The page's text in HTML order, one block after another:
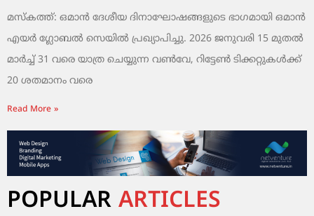
മസ്‌കത്ത്: ഒമാൻ ദേശീയ ദിനാഘോഷങ്ങളുടെ ഭാഗമായി ഒമാൻ
എയർ ഗ്ലോബൽ സെയിൽ പ്രഖ്യാപിച്ചു. 2026 ജനുവരി 15 മുതൽ
മാർച്ച് 31 വരെ യാത്ര ചെയ്യുന്ന വൺവേ, റിട്ടേൺ ടിക്കറ്റുകൾക്ക്
20 ശതമാനം വരെ
Read More »
POPULAR ARTICLES